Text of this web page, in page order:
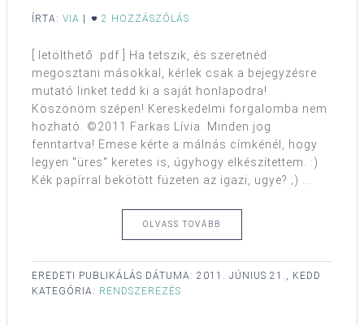
ÍRTA: VIA 2 HOZZÁSZÓLÁS
[ letölthető .pdf ] Ha tetszik, és szeretnéd
megosztani másokkal, kérlek csak a bejegyzésre
mutató linket tedd ki a saját honlapodra!
Köszönöm szépen! Kereskedelmi forgalomba nem
hozható. ©2011 Farkas Lívia. Minden jog
fenntartva! Emese kérte a málnás címkénél, hogy
legyen "üres" keretes is, úgyhogy elkészítettem. :)
Kék papírral bekötött füzeten az igazi, ugye? ;) ...
OLVASS TOVÁBB
EREDETI PUBLIKÁLÁS DÁTUMA: 2011. JÚNIUS 21., KEDD
KATEGÓRIA: RENDSZEREZÉS